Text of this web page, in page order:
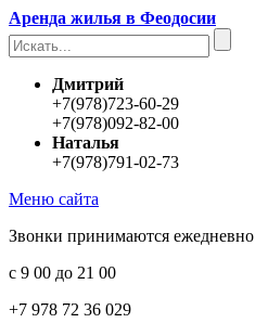
Аренда жилья в Феодосии
Дмитрий
+7(978)723-60-29
+7(978)092-82-00
Наталья
+7(978)791-02-73
Меню сайта
Звонки принимаются ежедневно
с 9 00 до 21 00
+7 978 72 36 029